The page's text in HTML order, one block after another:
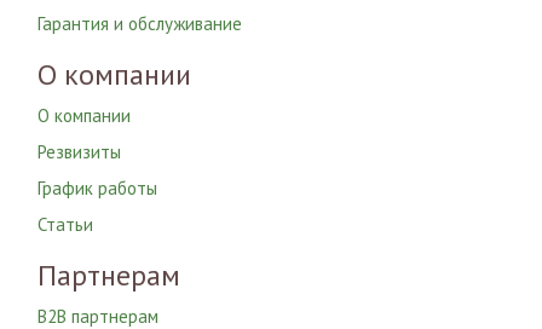
Гарантия и обслуживание
О компании
О компании
Резвизиты
График работы
Статьи
Партнерам
B2B партнерам